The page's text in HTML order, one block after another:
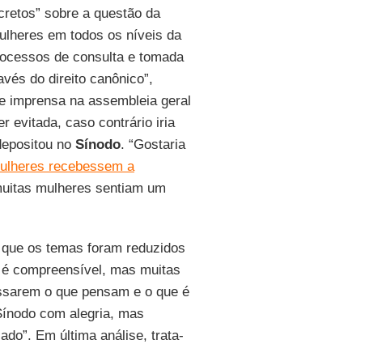
sobre a questão da
em todos os níveis da
de consulta e tomada
do direito canônico”,
imprensa na assembleia geral
evitada, caso contrário iria
no Sínodo. “Gostaria
recebessem a
mulheres sentiam um
os temas foram reduzidos
compreensível, mas muitas
o que pensam e o que é
com alegria, mas
Em última análise, trata-